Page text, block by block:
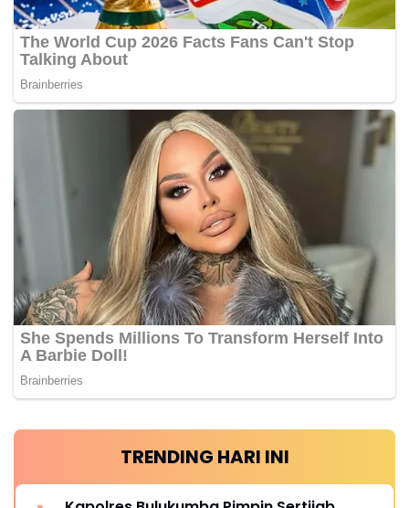
TRENDING HARI INI